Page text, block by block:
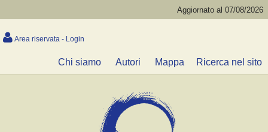
Aggiornato al 07/08/2026
Area riservata - Login
Chi siamo Autori Mappa Ricerca nel sito